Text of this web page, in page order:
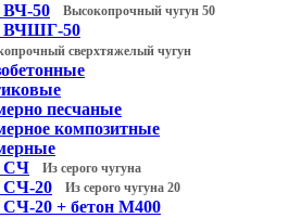
50
Высокопрочный чугун 50
ВЧШГ-50
сверхтяжелый чугун
песчаные
композитные
СЧ
Из серого чугуна
20 Из серого чугуна 20
20 + бетон М400